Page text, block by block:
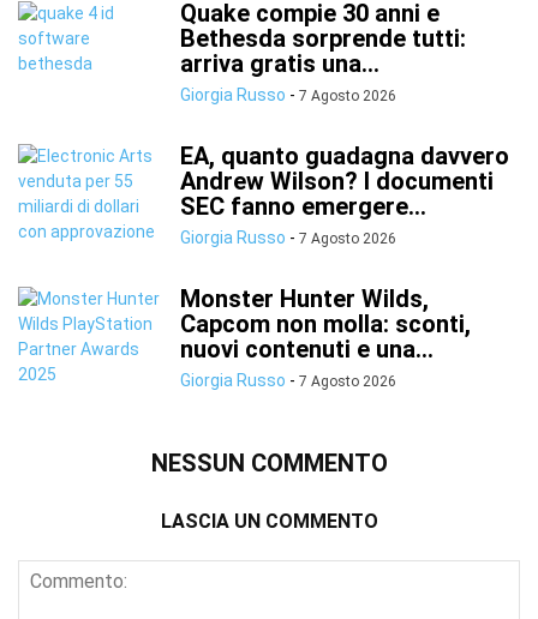
Quake compie 30 anni e
Bethesda sorprende tutti:
arriva gratis una...
Giorgia Russo - 7 Agosto 2026
EA, quanto guadagna davvero
Andrew Wilson? I documenti
SEC fanno emergere...
Giorgia Russo - 7 Agosto 2026
Monster Hunter Wilds,
Capcom non molla: sconti,
nuovi contenuti e una...
Giorgia Russo - 7 Agosto 2026
NESSUN COMMENTO
LASCIA UN COMMENTO